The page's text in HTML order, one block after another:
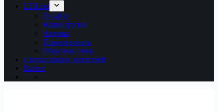
LTB.net
О сайте
Наши друзья
Авторы
Пожертвовать
Обратная связь
Статьи наших читателей
Войти